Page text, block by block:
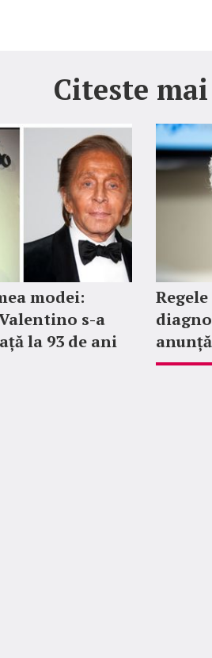
Citeste
modei:
s-a
la 93 de ani